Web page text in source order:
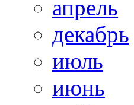
апрель
декабрь
июль
июнь